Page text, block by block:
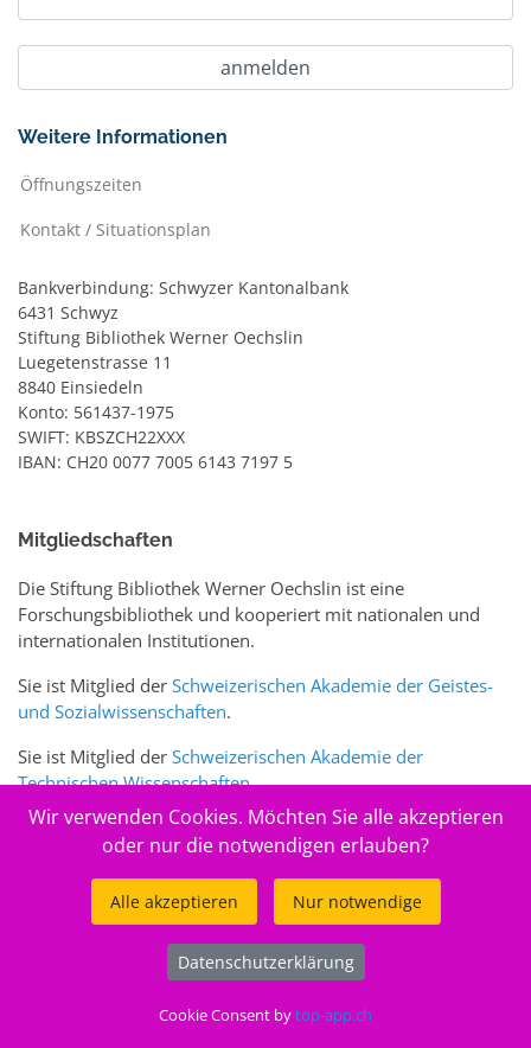
Weitere Informationen
Öffnungszeiten
Kontakt / Situationsplan
Bankverbindung: Schwyzer Kantonalbank
6431 Schwyz
Stiftung Bibliothek Werner Oechslin
Luegetenstrasse 11
8840 Einsiedeln
Konto: 561437-1975
SWIFT: KBSZCH22XXX
IBAN: CH20 0077 7005 6143 7197 5
Mitgliedschaften
Die Stiftung Bibliothek Werner Oechslin ist eine
Forschungsbibliothek und kooperiert mit nationalen und
internationalen Institutionen.
Sie ist Mitglied der Schweizerischen Akademie der Geistes-
und Sozialwissenschaften.
Sie ist Mitglied der Schweizerischen Akademie der
Technischen Wissenschaften.
Sie ist zudem Mitglied des Schweizer Portalswww.sciences-
Stiftung Bibliothek Werner Oechslin
Wir verwenden Cookies. Möchten Sie alle akzeptieren
oder nur die notwendigen erlauben?
Alle akzeptieren Nur notwendige
Datenschutzerklärung
Cookie Consent bytop-app.ch